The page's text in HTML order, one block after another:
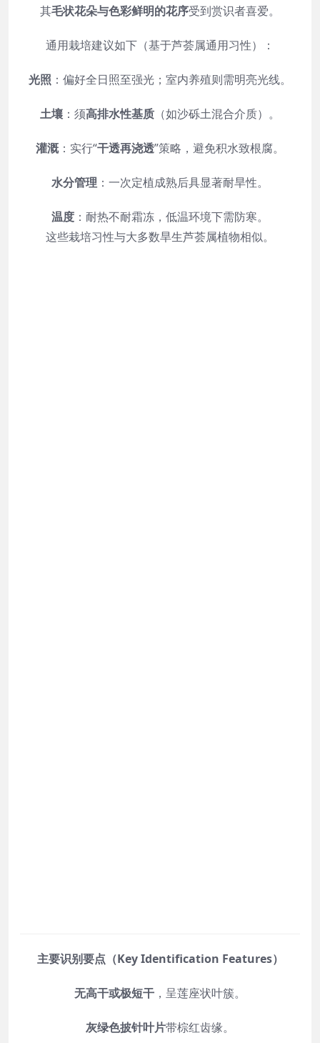
其毛状花朵与色彩鲜明的花序受到赏识者喜爱。
通用栽培建议如下（基于芦荟属通用习性）：
光照 ：偏好全日照至强光；室内养殖则需明亮光线。
土壤 ：须高排水性基质 （如沙砾土混合介质）。
灌溉：实行“干透再浇透”策略，避免积水致根腐。
水分管理 ：一次定植成熟后具显著耐旱性。
温度 ：耐热不耐霜冻，低温环境下需防寒。
这些栽培习性与大多数旱生芦荟属植物相似。
主要识别要点（Key Identification Features）
无高干或极短干 ，呈莲座状叶簇。
灰绿色披针叶片带棕红齿缘。